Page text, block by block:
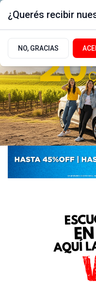
¿Querés recibir
NO, GRACIAS